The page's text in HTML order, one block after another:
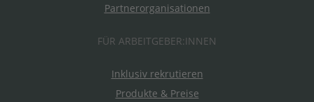
Partnerorganisationen
FÜR ARBEITGEBER:INNEN
Inklusiv rekrutieren
Produkte & Preise